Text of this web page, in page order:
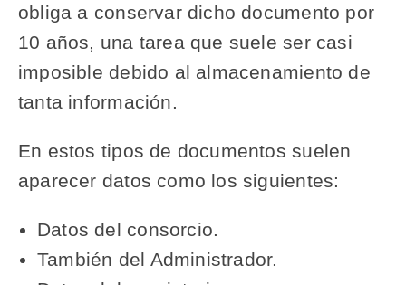
obliga a conservar dicho documento por
10 años, una tarea que suele ser casi
imposible debido al almacenamiento de
tanta información.
En estos tipos de documentos suelen
aparecer datos como los siguientes:
Datos del consorcio.
También del Administrador.